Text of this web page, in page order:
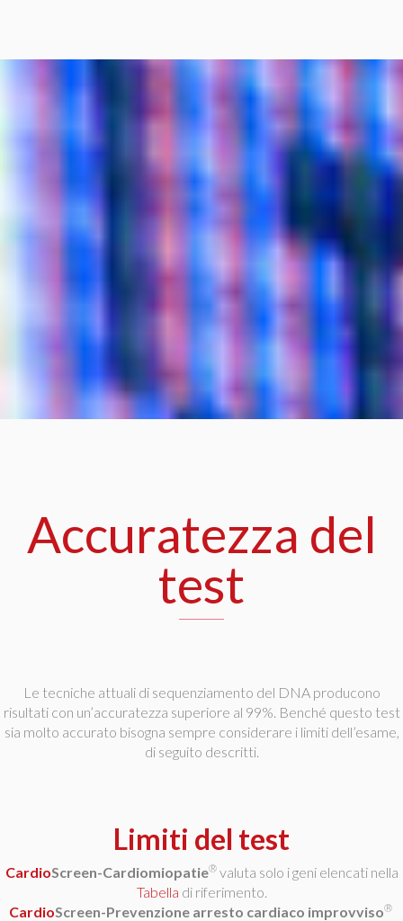
Accuratezza del
test
Le tecniche attuali di sequenziamento del DNA producono
risultati con un’accuratezza superiore al 99%. Benché questo test
sia molto accurato bisogna sempre considerare i limiti dell’esame,
di seguito descritti.
Limiti del test
CardioScreen-Cardiomiopatie®valuta solo i geni elencati nella
Tabella di riferimento.
CardioScreen-Prevenzione arresto cardiaco improvviso®